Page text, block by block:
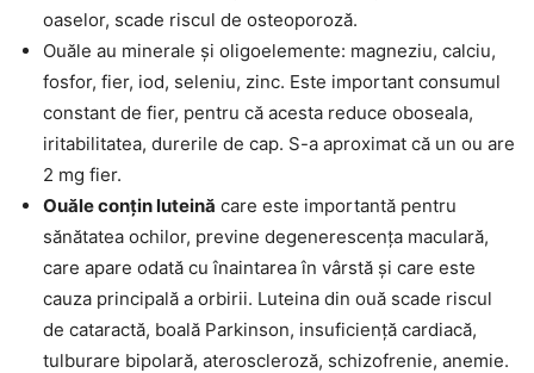
oaselor, scade riscul de osteoporoză.
Ouăle au minerale și oligoelemente: magneziu, calciu,
fosfor, fier, iod, seleniu, zinc. Este important consumul
constant de fier, pentru că acesta reduce oboseala,
iritabilitatea, durerile de cap. S-a aproximat că un ou are
2 mg fier.
Ouăle conțin luteină care este importantă pentru
sănătatea ochilor, previne degenerescența maculară,
care apare odată cu înaintarea în vârstă și care este
cauza principală a orbirii. Luteina din ouă scade riscul
de cataractă, boală Parkinson, insuficiență cardiacă,
tulburare bipolară, ateroscleroză, schizofrenie, anemie.